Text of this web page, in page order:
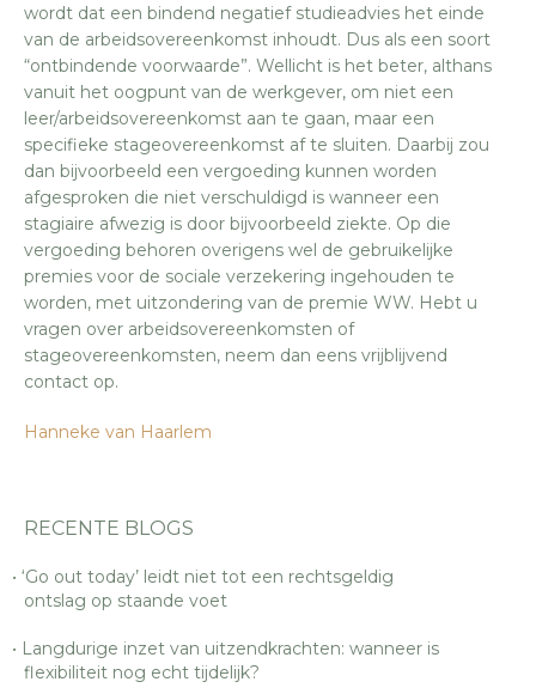
wordt dat een bindend negatief studieadvies het einde
van de arbeidsovereenkomst inhoudt. Dus als een soort
“ontbindende voorwaarde”. Wellicht is het beter, althans
vanuit het oogpunt van de werkgever, om niet een
leer/arbeidsovereenkomst aan te gaan, maar een
specifieke stageovereenkomst af te sluiten. Daarbij zou
dan bijvoorbeeld een vergoeding kunnen worden
afgesproken die niet verschuldigd is wanneer een
stagiaire afwezig is door bijvoorbeeld ziekte. Op die
vergoeding behoren overigens wel de gebruikelijke
premies voor de sociale verzekering ingehouden te
worden, met uitzondering van de premie WW. Hebt u
vragen over arbeidsovereenkomsten of
stageovereenkomsten, neem dan eens vrijblijvend
contact op.
Hanneke van Haarlem
RECENTE BLOGS
‘Go out today’ leidt niet tot een rechtsgeldig
ontslag op staande voet
Langdurige inzet van uitzendkrachten: wanneer is
flexibiliteit nog echt tijdelijk?